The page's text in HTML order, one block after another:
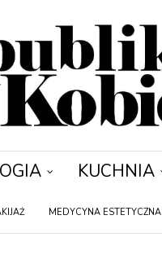
KUCHNIA
MEDYCYNA ESTETYCZNA